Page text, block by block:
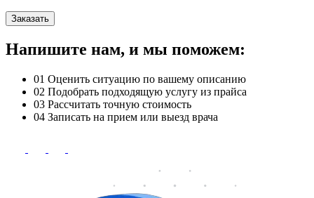
Заказать
Напишите нам, и мы поможем:
01 Оценить ситуацию по вашему описанию
02 Подобрать подходящую услугу из прайса
03 Рассчитать точную стоимость
04 Записать на прием или выезд врача